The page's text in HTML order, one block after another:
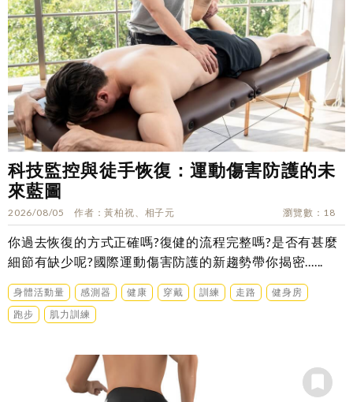
科技監控與徒手恢復：運動傷害防護的未
來藍圖
2026/08/05 作者 黃柏祝、相子元 瀏覽數 18
你過去恢復的方式正確嗎?復健的流程完整嗎?是否有甚麼
細節有缺少呢?國際運動傷害防護的新趨勢帶你揭密......
身體活動量 感測器 健康 穿戴 訓練 走路
健身房
跑步
肌力訓練